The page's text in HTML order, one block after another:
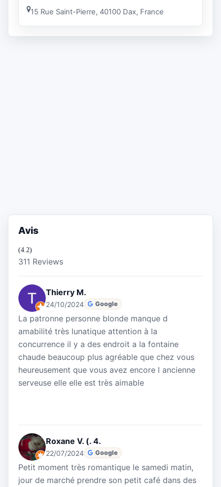
15 Rue Saint-Pierre, 40100 Dax, France
Avis
(4.2)
311 Reviews
Thierry M.
24/10/2024 Google
La patronne personne blonde manque d
amabilité très lunatique attention à la
concurrence il y a des endroit a la fontaine
chaude beaucoup plus agréable que chez vous
heureusement que vous avez encore l ancienne
serveuse elle elle est très aimable
Roxane V. (. 4.
22/07/2024 Google
Petit moment très romantique le samedi matin,
jour de marché prendre son petit café dans des